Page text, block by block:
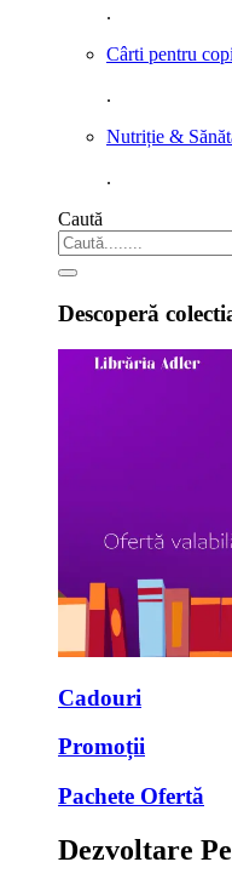
.
Cârti pentru
.
Nutriție &
.
Caută
Descoperă
Cadouri
Promoții
Pachete Ofertă
Dezvoltare